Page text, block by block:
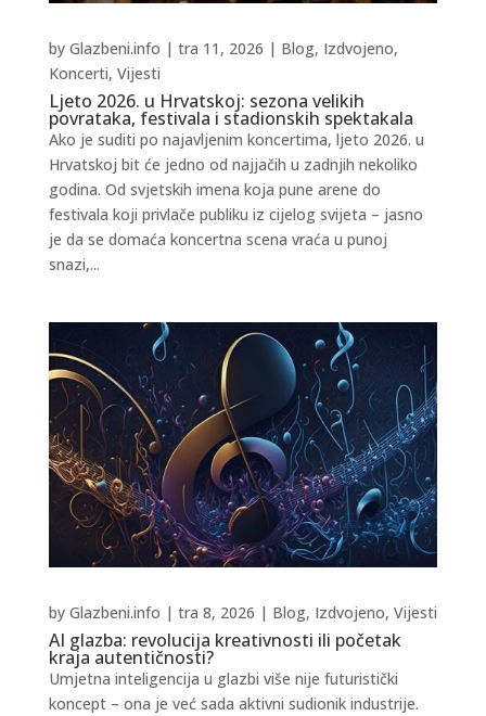
Ljeto 2026. u Hrvatskoj: sezona velikih
povrataka, festivala i stadionskih spektakala
by Glazbeni.info | tra 11, 2026 | Blog, Izdvojeno,
Koncerti, Vijesti
Ako je suditi po najavljenim koncertima, ljeto 2026. u
Hrvatskoj bit će jedno od najjačih u zadnjih nekoliko
godina. Od svjetskih imena koja pune arene do
festivala koji privlače publiku iz cijelog svijeta – jasno
je da se domaća koncertna scena vraća u punoj
snazi,...
AI glazba: revolucija kreativnosti ili početak
kraja autentičnosti?
by Glazbeni.info | tra 8, 2026 | Blog, Izdvojeno, Vijesti
Umjetna inteligencija u glazbi više nije futuristički
koncept – ona je već sada aktivni sudionik industrije.